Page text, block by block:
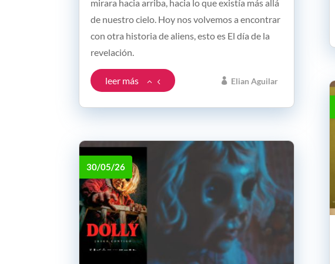
Elian Aguilar
mirara hacia arriba, hacia lo que existía más allá
de nuestro cielo. Hoy nos volvemos a encontrar
con otra historia de aliens, esto es El día de la
revelación.
leer más
30/05/26